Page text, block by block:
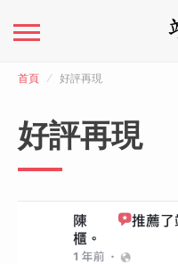
首頁 好評再現
好評再現